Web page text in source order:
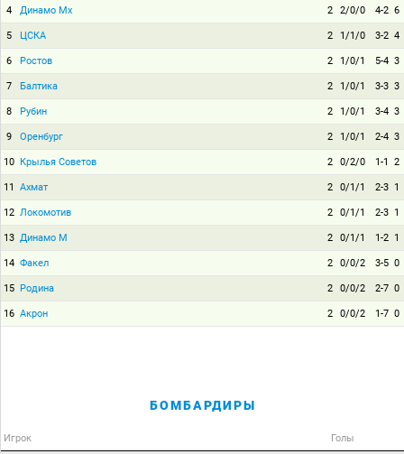
4 Динамо Мх 2 2/0/0 4-2 6
5 ЦСКА 2 1/1/0 3-2 4
6 Ростов 2 1/0/1 5-4 3
7 Балтика 2 1/0/1 3-3 3
8 Рубин 2 1/0/1 3-4 3
9 Оренбург 2 1/0/1 2-4 3
10 Крылья Советов 2 0/2/0 1-1 2
11 Ахмат 2 0/1/1 2-3 1
12 Локомотив 2 0/1/1 2-3 1
13 Динамо М 2 0/1/1 1-2 1
14 Факел 2 0/0/2 3-5 0
15 Родина 2 0/0/2 2-7 0
16 Акрон 2 0/0/2 1-7 0
БОМБАРДИРЫ
Игрок Голы